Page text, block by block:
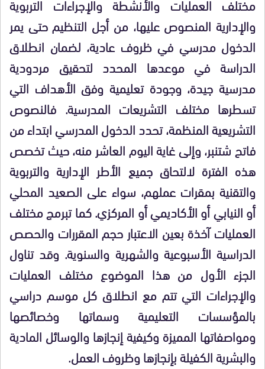
والإدارية المنصوص عليها، من أجل التنظيم حتى يمر
الدخول مدرسي في ظروف عادية، لضمان انطلاق
الدراسة في موعدها المحدد لتحقيق مردودية
مدرسية جيدة، وجودة تعليمية وفق الأهداف التي
تسطرها مختلف التشريعات المدرسية. فالنصوص
التشريعية المنظمة، تحدد الدخول المدرسي ابتداء من
فاتح شتنبر، وإلى غاية اليوم العاشر منه، حيث تخصص
هذه الفترة لالتحاق جميع الأطر الإدارية والتربوية
والتقنية بمقرات عملهم، سواء على الصعيد المحلي
أو النيابي أو الأكاديمي أو المركزي. كما تبرمج مختلف
العمليات آخذة بعين الاعتبار حجم المقررات والحصص
الدراسية الأسبوعية والشهرية والسنوية. وقد تناول
الجزء الأول من هذا الموضوع مختلف العمليات
والإجراءات التي تتم مع انطلاق كل موسم دراسي
بالمؤسسات التعليمية وسماتها وخصائصها
ومواصفاتها المميزة وكيفية إنجازها والوسائل المادية
والبشرية الكفيلة بإنجازها وظروف العمل.